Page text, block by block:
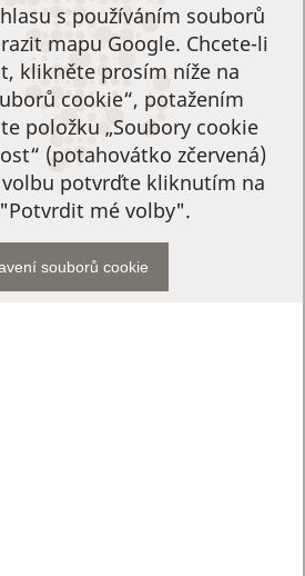
s používáním souborů
mapu Google. Chcete-li
klikněte prosím níže na
cookie“, potažením
položku „Soubory cookie
(potahovátko zčervená)
potvrďte kliknutím na
mé volby".
souborů cookie